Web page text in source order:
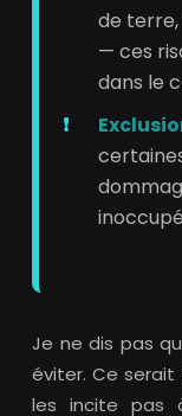
de terre,
— ces
dans le
Je ne dis pas
éviter. Ce serait
les incite pas